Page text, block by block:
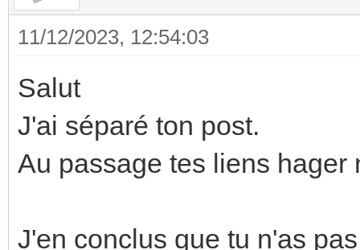
11/12/2023, 12:54:03
Salut
J'ai séparé ton post.
Au passage tes liens hager
J'en conclus que tu n'as